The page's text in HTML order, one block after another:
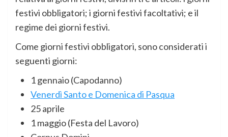
festivi obbligatori; i giorni festivi facoltativi; e il
regime dei giorni festivi.
Come giorni festivi obbligatori, sono considerati i
seguenti giorni:
1 gennaio (Capodanno)
Venerdì Santo e Domenica di Pasqua
25 aprile
1 maggio (Festa del Lavoro)